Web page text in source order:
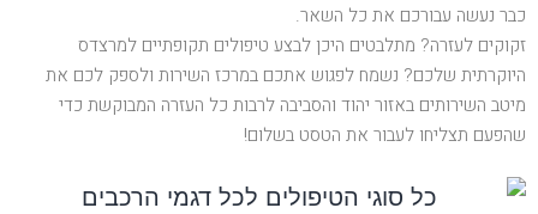
כבר נעשה עבורכם את כל השאר.
זקוקים לעזרה? מתלבטים היכן לבצע טיפולים תקופתיים למרצדס
היוקרתית שלכם? נשמח לפגוש אתכם במרכז השירות ולספק לכם את
מיטב השירותים באזור יהוד והסביבה לרבות כל העזרה המבוקשת כדי
שהפעם תצליחו לעבור את הטסט בשלום!